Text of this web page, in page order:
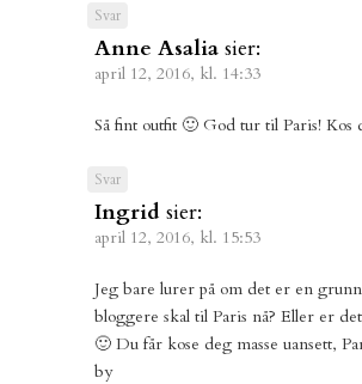
Svar
Anne Asalia sier:
april 12, 2016, kl. 14:33
Så fint outfit 🙂 God tur til Paris! Kos
Svar
Ingrid sier:
april 12, 2016, kl. 15:53
Jeg bare lurer på om det er en grunn
bloggere skal til Paris nå? Eller er
🙂 Du får kose deg masse uansett,
by